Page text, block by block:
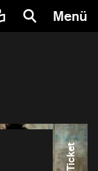
Menü
Ticket